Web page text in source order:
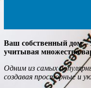
Ваш собственный дом –
учитывая множество
Одним из самых
создавая просторные и